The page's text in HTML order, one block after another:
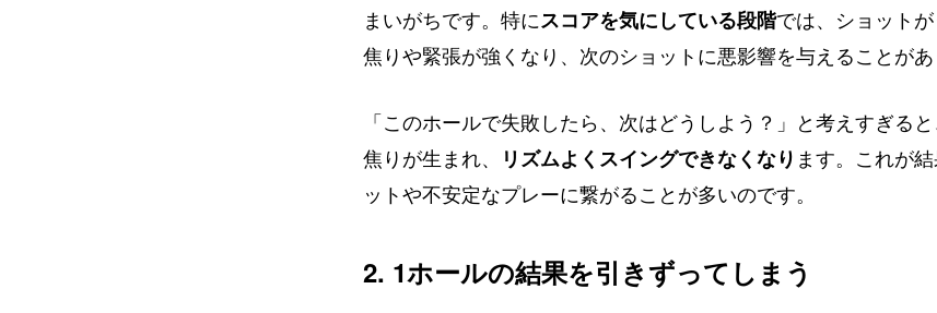
まいがちです。特にスコアを気にしている段階では、ショット
焦りや緊張が強くなり、次のショットに悪影響を与えることがあ
「このホールで失敗したら、次はどうしよう？」と考えすぎる
焦りが生まれ、
リズムよくスイングできなくなり ます。これが
ットや不安定なプレーに繋がることが多いのです。
2. 1ホールの結果を引きずってしまう